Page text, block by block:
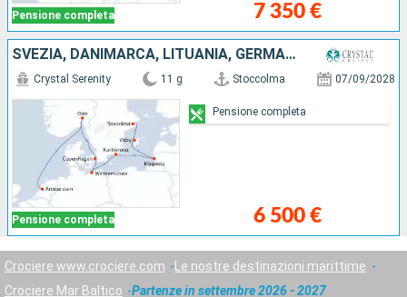
Pensione completa 7 350 €
SVEZIA, DANIMARCA, LITUANIA, GERMANIA, PAESI BASSI, NORVEGIA
Pensione completa
Crystal Serenity 11 g Stoccolma 07/09/2028
6 500 €
Pensione completa
Crociere www.crociere.com
Le nostre destinazioni marittime
Crociere Mar Baltico
Partenze in settembre 2026 - 2027